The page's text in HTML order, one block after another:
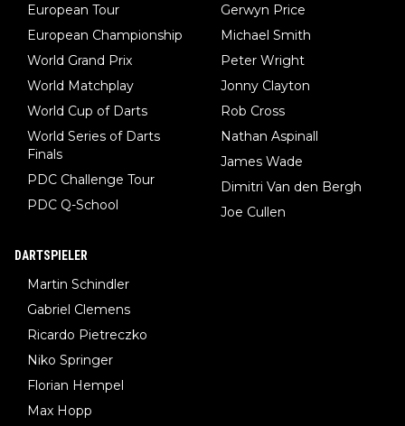
European Tour
European Championship
World Grand Prix
World Matchplay
World Cup of Darts
World Series of Darts
Finals
PDC Challenge Tour
PDC Q-School
Gerwyn Price
Michael Smith
Peter Wright
Jonny Clayton
Rob Cross
Nathan Aspinall
James Wade
Dimitri Van den Bergh
Joe Cullen
DARTSPIELER
Martin Schindler
Gabriel Clemens
Ricardo Pietreczko
Niko Springer
Florian Hempel
Max Hopp